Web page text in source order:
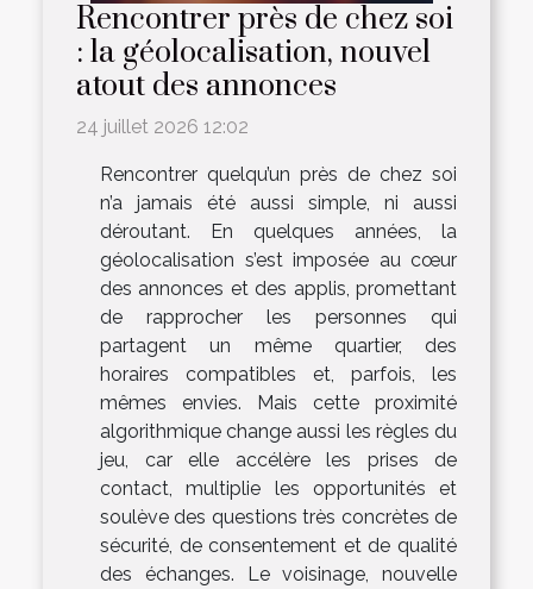
Rencontrer près de chez soi
: la géolocalisation, nouvel
atout des annonces
24 juillet 2026 12:02
Rencontrer quelqu’un près de chez soi
n’a jamais été aussi simple, ni aussi
déroutant. En quelques années, la
géolocalisation s’est imposée au cœur
des annonces et des applis, promettant
de rapprocher les personnes qui
partagent un même quartier, des
horaires compatibles et, parfois, les
mêmes envies. Mais cette proximité
algorithmique change aussi les règles du
jeu, car elle accélère les prises de
contact, multiplie les opportunités et
soulève des questions très concrètes de
sécurité, de consentement et de qualité
des échanges. Le voisinage, nouvelle